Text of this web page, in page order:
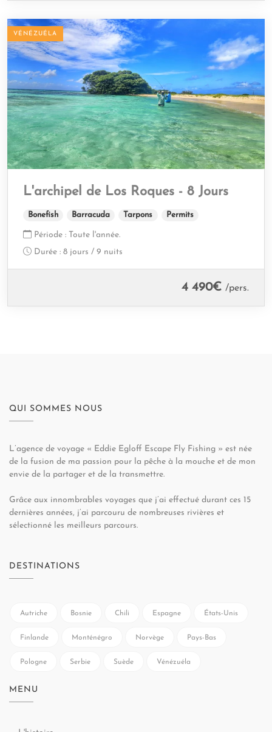
VÉNÉZUÉLA
L'archipel de Los Roques - 8 Jours
Bonefish Barracuda Tarpons Permits
Période : Toute l'année.
Durée : 8 jours / 9 nuits
4 490€ /pers.
QUI SOMMES NOUS
L’agence de voyage « Eddie Egloff Escape Fly Fishing » est née
de la fusion de ma passion pour la pêche à la mouche et de mon
envie de la partager et de la transmettre.
Grâce aux innombrables voyages que j’ai effectué durant ces 15
dernières années, j’ai parcouru de nombreuses rivières et
sélectionné les meilleurs parcours.
DESTINATIONS
Autriche Bosnie Chili Espagne États-Unis
Finlande Monténégro Norvège Pays-Bas
Pologne Serbie Suède Vénézuéla
MENU